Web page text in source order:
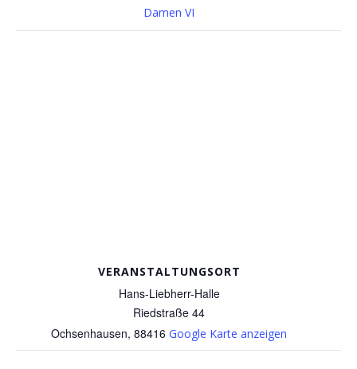
Damen VI
VERANSTALTUNGSORT
Hans-Liebherr-Halle
Riedstraße 44
Ochsenhausen, 88416 Google Karte anzeigen